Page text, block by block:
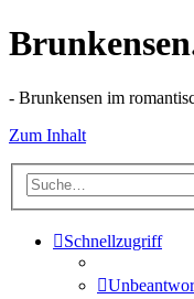
- Brunkensen im
Zum Inhalt
Schnellzugriff